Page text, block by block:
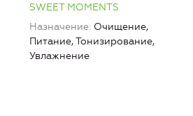
SWEET MOMENTS
Назначение Очищение,
Питание, Тонизирование,
Увлажнение